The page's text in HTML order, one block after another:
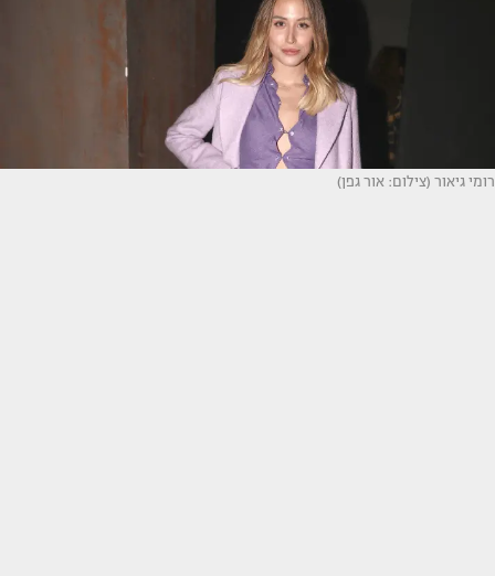
רומי גיאור (צילום: אור גפן)